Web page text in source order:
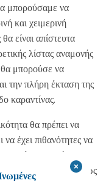
μπορούσαμε να
και χειμερινή
είναι απίστευτα
λίστας αναμονής
θα μπορούσε να
την πλήρη έκταση της
καραντίνας.
θα πρέπει να
έχει πιθανότητες να
θεραπείες και
περίθαλψης, όπως